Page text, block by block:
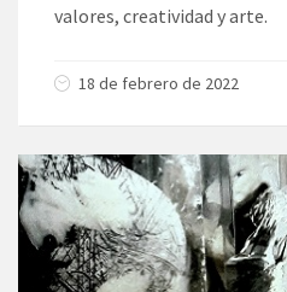
valores, creatividad y arte.
18 de febrero de 2022